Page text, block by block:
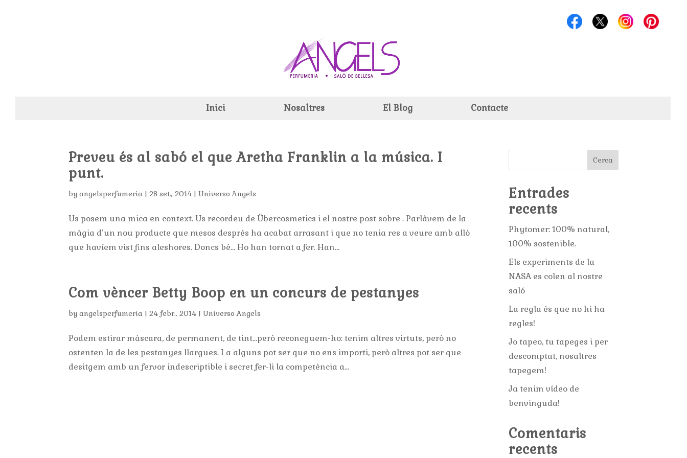
Inici Nosaltres El Blog Contacte
Preveu és al sabó el que Aretha Franklin a la música. I
punt.
byangelsperfumeria |28 set., 2014 |Universo Angels
Us posem una mica en context. Us recordeu de Übercosmetics i el nostre post sobre . Parlàvem de la
màgia d’un nou producte que mesos després ha acabat arrasant i que no tenia res a veure amb allò
que havíem vist fins aleshores. Doncs bé… Ho han tornat a fer. Han...
Com vèncer Betty Boop en un concurs de pestanyes
byangelsperfumeria |24 febr., 2014 |Universo Angels
Podem estirar màscara, de permanent, de tint…però reconeguem-ho: tenim altres virtuts, però no
ostenten la de les pestanyes llargues. I a alguns pot ser que no ens importi, però altres pot ser que
desitgem amb un fervor indescriptible i secret fer-li la competència a...
Cerca
Entrades
recents
Phytomer: 100% natural,
100% sostenible.
Els experiments de la
NASA es colen al nostre
saló
La regla és que no hi ha
regles!
Jo tapeo, tu tapeges i per
descomptat, nosaltres
tapegem!
Ja tenim vídeo de
benvinguda!
Comentaris
recents